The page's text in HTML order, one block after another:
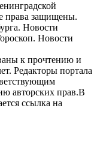
права защищены.
Новости
Новости
к прочтению и
Редакторы портала
авторских прав.В
ссылка на